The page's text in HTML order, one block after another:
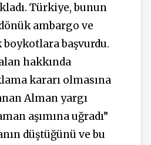
Türkiye, bunun
ambargo ve
başvurdu.
hakkında
kararı olmasına
Alman yargı
aşımına uğradı”
düştüğünü ve bu